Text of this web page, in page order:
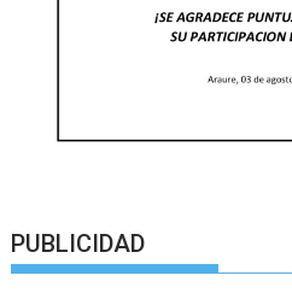
PUBLICIDAD